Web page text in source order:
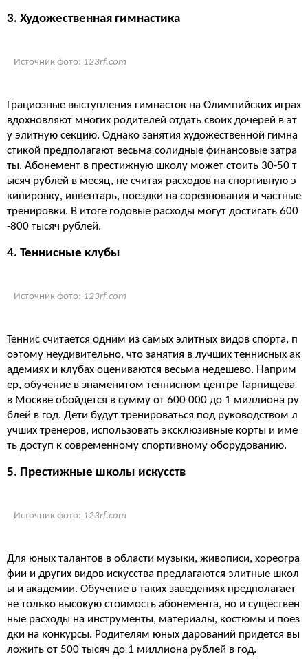
3. Художественная гимнастика
Источник фото: 123rf.com
Грациозные выступления гимнасток на Олимпийских играх
вдохновляют многих родителей отдать своих дочерей в эт
у элитную секцию. Однако занятия художественной гимна
стикой предполагают весьма солидные финансовые затра
ты. Абонемент в престижную школу может стоить 30-50 т
ысяч рублей в месяц, не считая расходов на спортивную э
кипировку, инвентарь, поездки на соревнования и частные
тренировки. В итоге годовые расходы могут достигать 600
-800 тысяч рублей.
4. Теннисные клубы
Источник фото: 123rf.com
Теннис считается одним из самых элитных видов спорта, п
оэтому неудивительно, что занятия в лучших теннисных ак
адемиях и клубах оцениваются весьма недешево. Наприм
ер, обучение в знаменитом теннисном центре Тарпищева
в Москве обойдется в сумму от 600 000 до 1 миллиона ру
блей в год. Дети будут тренироваться под руководством л
учших тренеров, использовать эксклюзивные корты и име
ть доступ к современному спортивному оборудованию.
5. Престижные школы искусств
Источник фото: 123rf.com
Для юных талантов в области музыки, живописи, хореогра
фии и других видов искусства предлагаются элитные школ
ы и академии. Обучение в таких заведениях предполагает
не только высокую стоимость абонемента, но и существен
ные расходы на инструменты, материалы, костюмы и поез
дки на конкурсы. Родителям юных дарований придется вы
ложить от 500 тысяч до 1 миллиона рублей в год.